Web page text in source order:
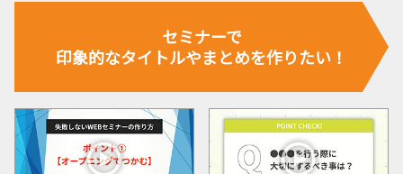
セミナーで
印象的なタイトルやまとめを作りたい！